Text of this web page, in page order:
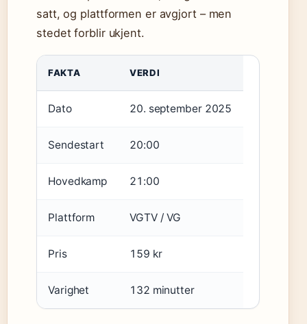
satt, og plattformen er avgjort – men
stedet forblir ukjent.
FAKTA VERDI
Dato 20. september 2025
Sendestart 20:00
Hovedkamp 21:00
Plattform VGTV / VG
Pris 159 kr
Varighet 132 minutter